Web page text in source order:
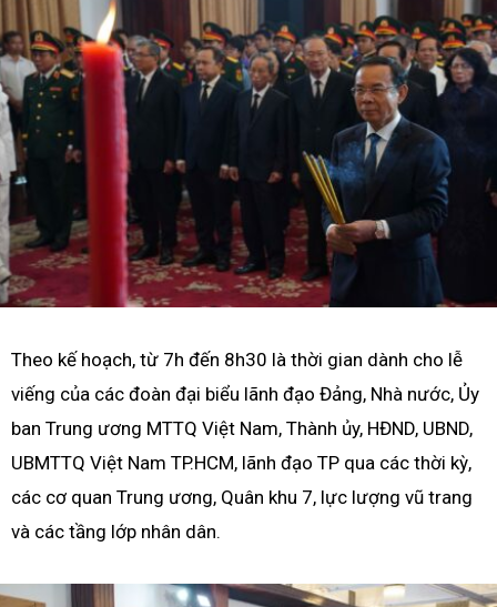
Theo kế hoạch, từ 7h đến 8h30 là thời gian dành cho lễ
viếng của các đoàn đại biểu lãnh đạo Đảng, Nhà nước, Ủy
ban Trung ương MTTQ Việt Nam, Thành ủy, HĐND, UBND,
UBMTTQ Việt Nam TP.HCM, lãnh đạo TP qua các thời kỳ,
các cơ quan Trung ương, Quân khu 7, lực lượng vũ trang
và các tầng lớp nhân dân.